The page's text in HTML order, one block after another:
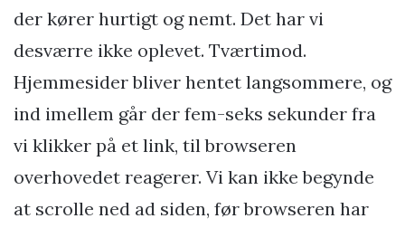
der kører hurtigt og nemt. Det har vi
desværre ikke oplevet. Tværtimod.
Hjemmesider bliver hentet langsommere, og
ind imellem går der fem-seks sekunder fra
vi klikker på et link, til browseren
overhovedet reagerer. Vi kan ikke begynde
at scrolle ned ad siden, før browseren har